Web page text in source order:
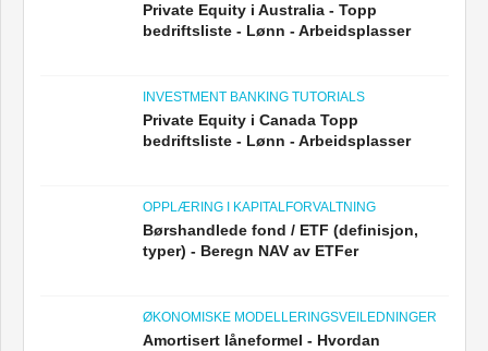
Private Equity i Australia - Topp
bedriftsliste - Lønn - Arbeidsplasser
INVESTMENT BANKING TUTORIALS
Private Equity i Canada Topp
bedriftsliste - Lønn - Arbeidsplasser
OPPLÆRING I KAPITALFORVALTNING
Børshandlede fond / ETF (definisjon,
typer) - Beregn NAV av ETFer
ØKONOMISKE MODELLERINGSVEILEDNINGER
Amortisert låneformel - Hvordan